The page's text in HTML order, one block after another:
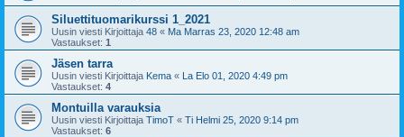
Siluettituomarikurssi 1_2021
Uusin viesti Kirjoittaja 48 « Ma Marras 23, 2020 12:48 am
Vastaukset: 1
Jäsen tarra
Uusin viesti Kirjoittaja Kema « La Elo 01, 2020 4:49 pm
Vastaukset: 4
Montuilla varauksia
Uusin viesti Kirjoittaja TimoT « Ti Helmi 25, 2020 9:14 pm
Vastaukset: 6